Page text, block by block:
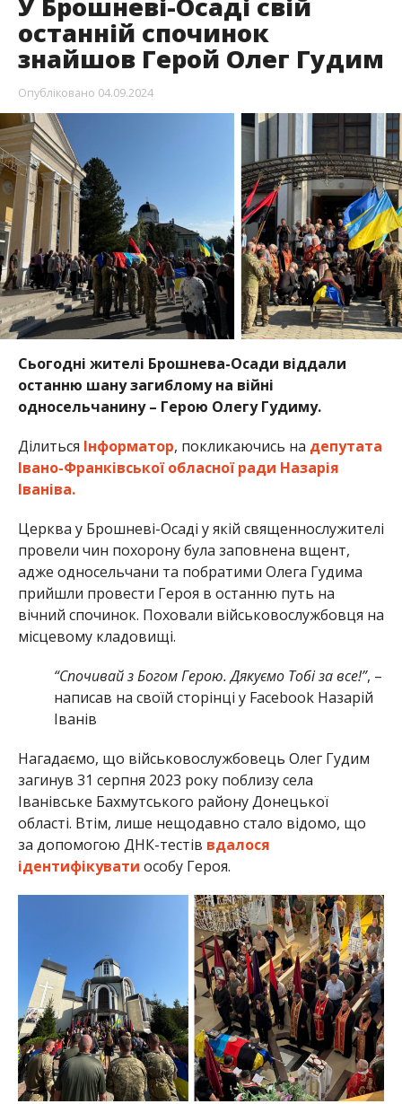
останній спочинок
знайшов Герой Олег Гудим
Опубліковано 04.09.2024
Сьогодні жителі Брошнева-Осади віддали
останню шану загиблому на війні
односельчанину – Герою Олегу Гудиму.
Ділиться Інформатор, покликаючись на депутата
Івано-Франківської обласної ради Назарія
Іваніва.
Церква у Брошневі-Осаді у якій священнослужителі
провели чин похорону була заповнена вщент,
адже односельчани та побратими Олега Гудима
прийшли провести Героя в останню путь на
вічний спочинок. Поховали військовослужбовця на
місцевому кладовищі.
“Спочивай з Богом Герою. Дякуємо Тобі за все!”, –
написав на своїй сторінці у Facebook Назарій
Іванів
Нагадаємо, що військовослужбовець Олег Гудим
загинув 31 серпня 2023 року поблизу села
Іванівське Бахмутського району Донецької
області. Втім, лише нещодавно стало відомо, що
за допомогою ДНК-тестів вдалося
ідентифікувати особу Героя.